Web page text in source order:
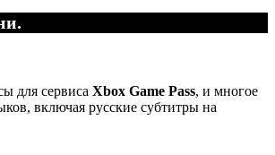
для сервиса Xbox Game Pass, и многое
включая русские субтитры на